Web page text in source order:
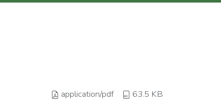
application/pdf 63.5 KB